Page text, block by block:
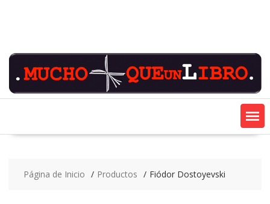
Página de Inicio Productos Fiódor Dostoyevski